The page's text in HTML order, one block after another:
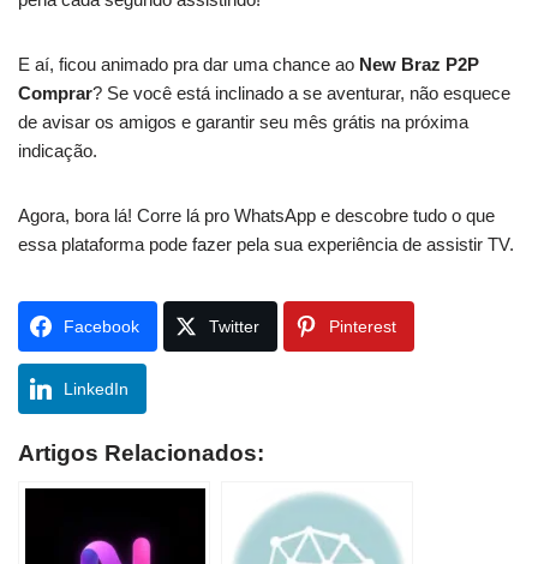
E aí, ficou animado pra dar uma chance ao New Braz P2P
Comprar? Se você está inclinado a se aventurar, não esquece
de avisar os amigos e garantir seu mês grátis na próxima
indicação.
Agora, bora lá! Corre lá pro WhatsApp e descobre tudo o que
essa plataforma pode fazer pela sua experiência de assistir TV.
Facebook Twitter Pinterest
LinkedIn
Artigos Relacionados: